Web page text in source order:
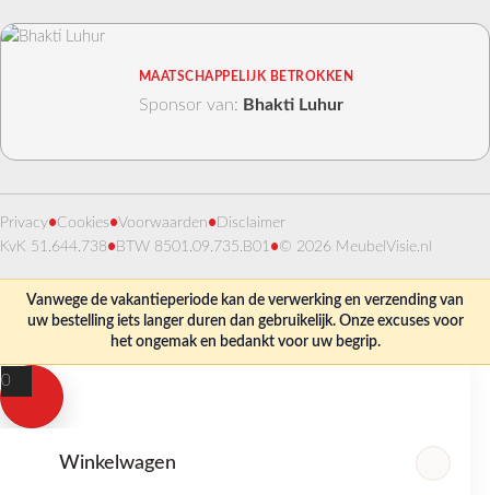
MAATSCHAPPELIJK BETROKKEN
Sponsor van: Bhakti Luhur
Privacy•Cookies•Voorwaarden• Disclaimer
KvK 51.644.738• BTW 8501.09.735.B01•© 2026 MeubelVisie.nl
Vanwege de vakantieperiode kan de verwerking en verzending van
uw bestelling iets langer duren dan gebruikelijk. Onze excuses voor
het ongemak en bedankt voor uw begrip.
0
Winkelwagen